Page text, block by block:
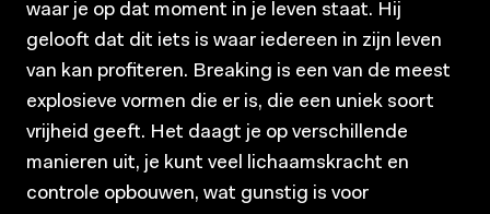
waar je op dat moment in je leven staat. Hij
gelooft dat dit iets is waar iedereen in zijn leven
van kan profiteren. Breaking is een van de meest
explosieve vormen die er is, die een uniek soort
vrijheid geeft. Het daagt je op verschillende
manieren uit, je kunt veel lichaamskracht en
controle opbouwen, wat gunstig is voor